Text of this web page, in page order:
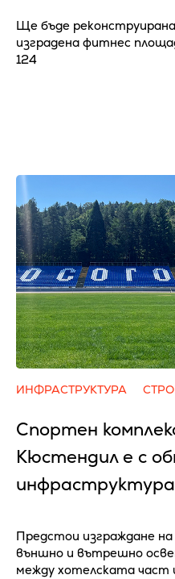
Ще бъде
изградена фитнес
124
ИНФРАСТРУКТУРА
Спортен
Кюстендил е с
инфраструктура
Предстои изграждане
външно и вътрешно
между хотелската част